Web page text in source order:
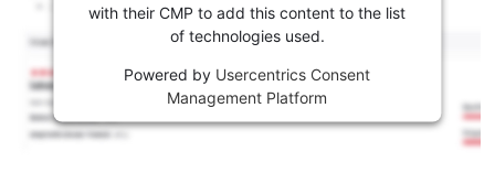
with their CMP to add this content to the list
of technologies used.
Powered by Usercentrics Consent
Management Platform